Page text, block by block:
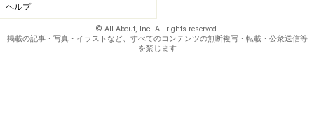
ヘルプ
© All About, Inc. All rights reserved.
掲載の記事・写真・イラストなど、すべてのコンテンツの無断複写・転載・公衆送信等
を禁じます